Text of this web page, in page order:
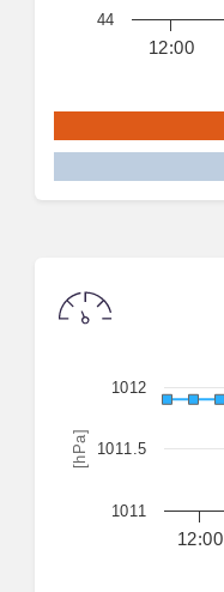
12:00
44
[hPa]
12:00
1011
1011.5
1012